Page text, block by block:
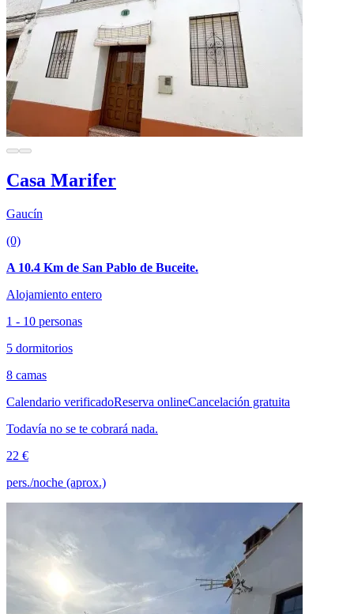
Casa Marifer
Gaucín
(0)
A 10.4 Km de San Pablo de Buceite.
Alojamiento entero
1 - 10 personas
5 dormitorios
8 camas
Calendario verificadoReserva onlineCancelación gratuita
Todavía no se te cobrará nada.
22 €
pers./noche (aprox.)